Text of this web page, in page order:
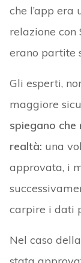
che l’app
relazione con
erano partite
Gli esperti,
maggiore
spiegano che
realtà: una
approvata, i
carpire i dati
Nel caso